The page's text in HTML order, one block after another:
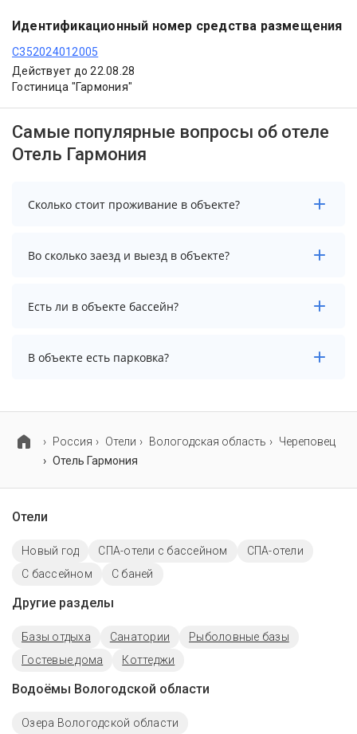
Идентификационный номер средства размещения
С352024012005
Действует до 22.08.28
Гостиница "Гармония"
Самые популярные вопросы об отеле
Отель Гармония
Сколько стоит проживание в объекте?
Стоимость проживания в объекте начинается от 2312
рублей. Чтобы увидеть актуальные цены на
Во сколько заезд и выезд в объекте?
Заезд возможен после 13:00, а выезд необходимо
Есть ли в объекте бассейн?
В объекте нет бассейна.
В объекте есть парковка?
Россия Отели Вологодская область
Череповец
Отель Гармония
Отели
Новый год СПА-отели с бассейном
СПА-отели
C бассейном
С баней
Другие разделы
Базы отдыха Санатории
Рыболовные базы
Гостевые дома
Коттеджи
Водоёмы Вологодской области
Озера Вологодской области